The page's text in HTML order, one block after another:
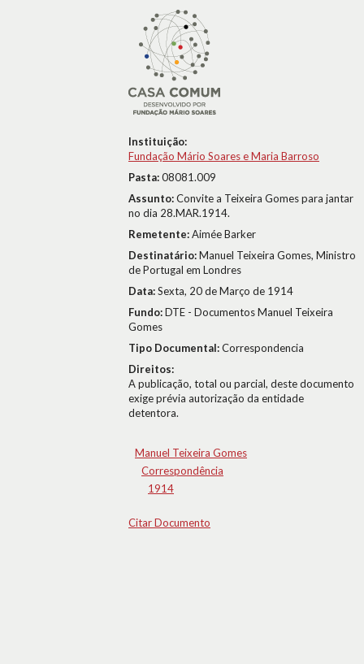
Instituição:
Fundação Mário Soares e Maria Barroso
Pasta:08081.009
Assunto:Convite a Teixeira Gomes para jantar
no dia 28.MAR.1914.
Remetente:Aimée Barker
Destinatário:Manuel Teixeira Gomes, Ministro
de Portugal em Londres
Data:Sexta, 20 de Março de 1914
Fundo:DTE - Documentos Manuel Teixeira
Gomes
Tipo Documental:Correspondencia
Direitos:
A publicação, total ou parcial, deste documento
exige prévia autorização da entidade
detentora.
Manuel Teixeira Gomes
Correspondência
1914
Citar Documento